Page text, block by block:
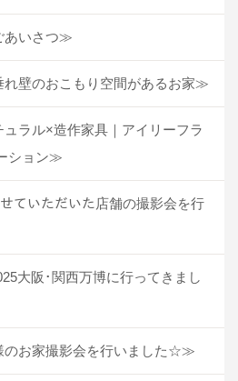
あいさつ≫
壁のおこもり空間があるお家≫
ラル×造作家具｜アイリーフラ
ション≫
ていただいた店舗の撮影会を行
大阪･関西万博に行ってきまし
お家撮影会を行いました☆≫